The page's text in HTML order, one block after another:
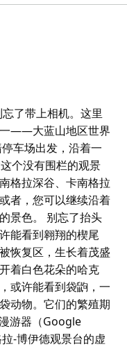
了带上相机。这里
一——大蓝山地区世界
车场出发，沿着一
个没有围栏的观景
格拉深谷、卡南格拉
者，您可以继续沿着
景色。 别忘了抬头
能看到翱翔的楔尾
恢复区，生长着茂盛
着白色花朵的哈克
或许能看到袋鼩，一
动物。它们的繁殖期
游器（Google
-博伊德观景台的虚